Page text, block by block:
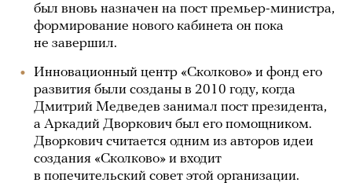
был вновь назначен на пост премьер-министра,
формирование нового кабинета он пока
не завершил.
Инновационный центр «Сколково» и фонд его
развития были созданы в 2010 году, когда
Дмитрий Медведев занимал пост президента,
а Аркадий Дворкович был его помощником.
Дворкович считается одним из авторов идеи
создания «Сколково» и входит
в попечительский совет этой организации.